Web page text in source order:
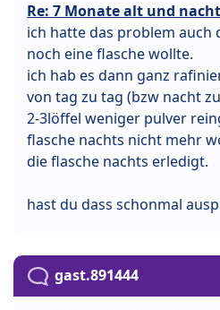
Re: 7 Monate alt und
ich hatte das problem auch
noch eine flasche wollte.
ich hab es dann ganz
von tag zu tag (bzw nacht
2-3löffel weniger pulver
flasche nachts nicht mehr
die flasche nachts erledigt.
hast du dass schonmal
gast.891444